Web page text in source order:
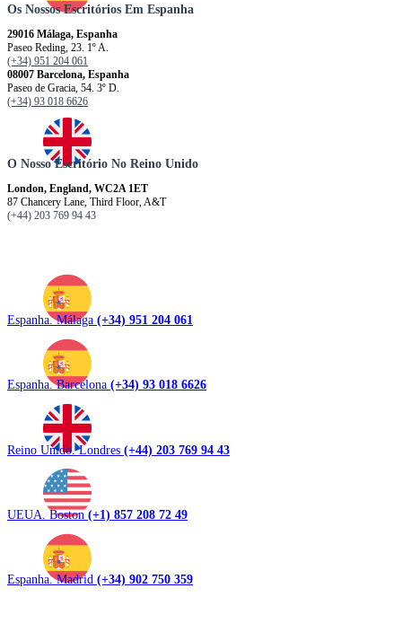
Os Nossos Escritórios Em Espanha
29016 Málaga, Espanha
Paseo Reding, 23. 1º A.
(+34) 951 204 061
08007 Barcelona, ​​​​​Espanha
Paseo de Gracia, 54. 3º D.
(+34) 93 018 6626
O Nosso Escritório No Reino Unido
London, England, WC2A 1ET
87 Chancery Lane, Third Floor, A&T
(+44) 203 769 94 43
Espanha. Málaga (+34) 951 204 061
Espanha. Barcelona (+34) 93 018 6626
Reino Unido. Londres (+44) 203 769 94 43
UEUA. Boston(+1) 857 208 72 49
Espanha. Madrid (+34) 902 750 359